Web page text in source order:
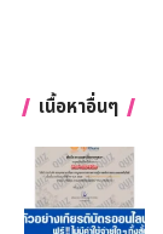
เนื้อหาอื่นๆ